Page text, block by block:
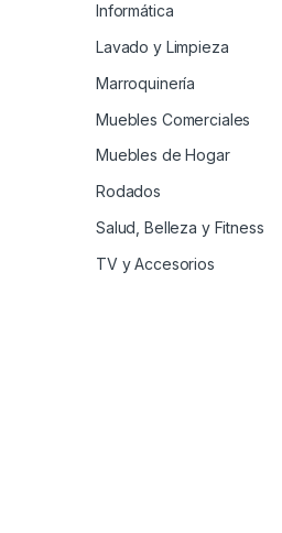
Informática
Lavado y Limpieza
Marroquinería
Muebles Comerciales
Muebles de Hogar
Rodados
Salud, Belleza y Fitness
TV y Accesorios